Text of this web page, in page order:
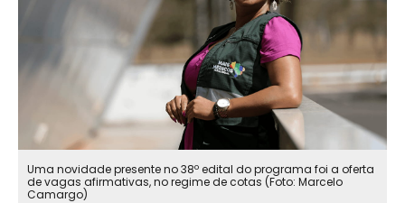
Uma novidade presente no 38º edital do programa foi a oferta
de vagas afirmativas, no regime de cotas (Foto: Marcelo
Camargo)